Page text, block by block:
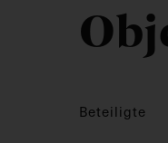
Beteiligte